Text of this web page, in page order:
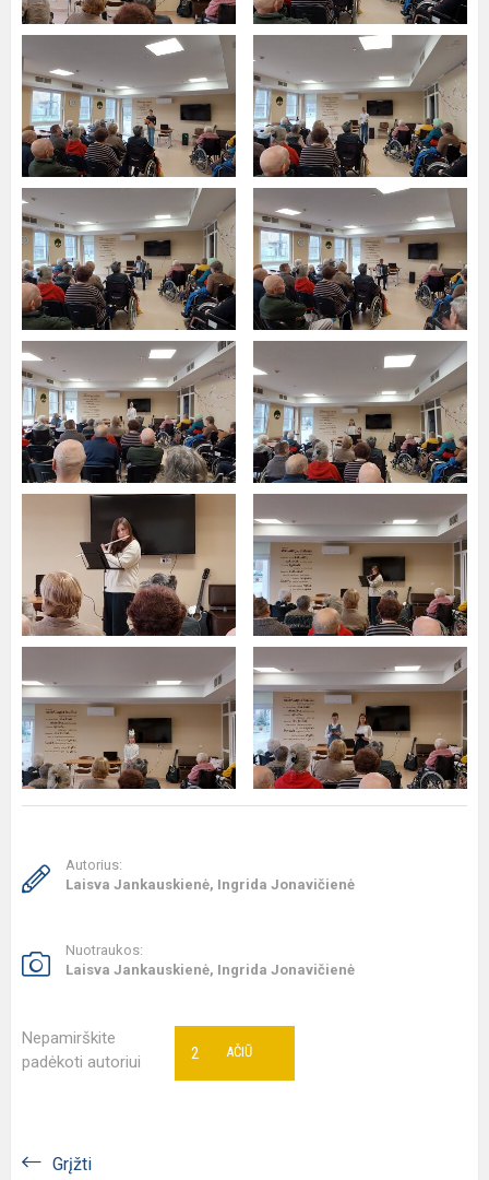
Autorius:
Laisva Jankauskienė, Ingrida Jonavičienė
Nuotraukos:
Laisva Jankauskienė, Ingrida Jonavičienė
Nepamirškite
padėkoti autoriui
AČIŪ
2
Grįžti